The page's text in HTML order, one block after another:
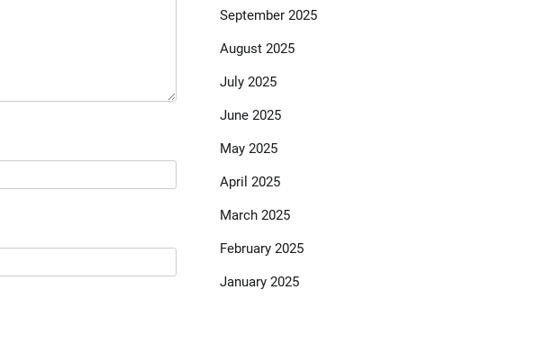
September 2025
August 2025
July 2025
June 2025
May 2025
April 2025
March 2025
February 2025
January 2025